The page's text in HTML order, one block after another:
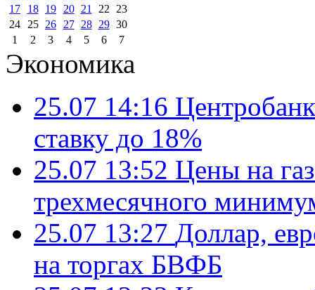
17
18 19 20 21 22
23
24
25 26 27 28 29 30
1
2 3 4 5 6 7
Экономика
25.07 14:16
ставку до 18%
25.07 13:52 Цены на
трехмесячного
25.07 13:27 Доллар,
на торгах БВФБ